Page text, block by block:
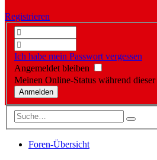
Registrieren
Ich habe mein Passwort vergessen
Angemeldet bleiben
Meinen Online-Status während
Foren-Übersicht